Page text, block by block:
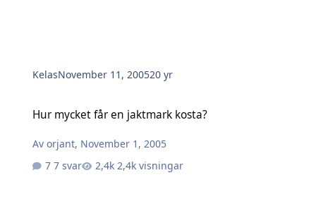
KelasNovember 11, 200520 yr
Hur mycket får en jaktmark kosta?
Avorjant, November 1, 2005
7 svar
2,4k visningar